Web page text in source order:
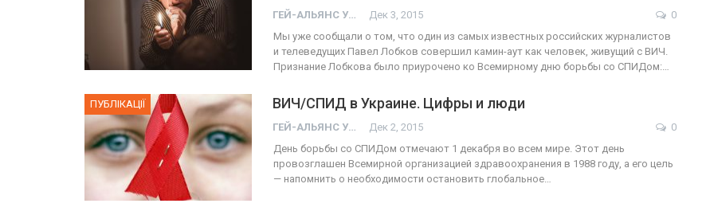
ГЕЙ-АЛЬЯНС УКРАИНА Дек 3, 2015
0
Мы уже сообщали о том, что один из самых известных российских журналистов
и телеведущих Павел Лобков совершил камин-аут как человек, живущий с ВИЧ.
Признание Лобкова было приурочено ко Всемирному дню борьбы со СПИДом:…
ПУБЛІКАЦІЇ ВИЧ/СПИД в Украине. Цифры и люди
ГЕЙ-АЛЬЯНС УКРАИНА Дек 2, 2015
0
День борьбы со СПИДом отмечают 1 декабря во всем мире. Этот день
провозглашен Всемирной организацией здравоохранения в 1988 году, а его цель
— напомнить о необходимости остановить глобальное…
Авиве собрал 200
Июн 10, 2017 0
ФОТО
ФОТО
В Берлине отпраздновали